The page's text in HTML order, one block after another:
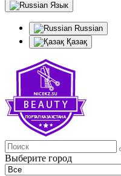
Язык
Russian
Қазақ
Выберите город